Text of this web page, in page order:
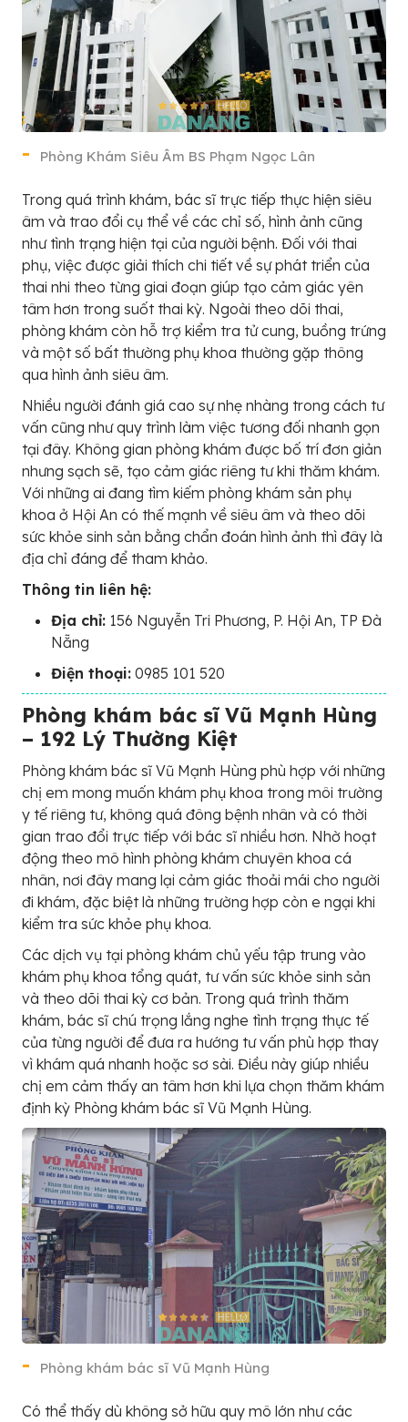
Phòng Khám Siêu Âm BS Phạm Ngọc Lân
Trong quá trình khám, bác sĩ trực tiếp thực hiện siêu
âm và trao đổi cụ thể về các chỉ số, hình ảnh cũng
như tình trạng hiện tại của người bệnh. Đối với thai
phụ, việc được giải thích chi tiết về sự phát triển của
thai nhi theo từng giai đoạn giúp tạo cảm giác yên
tâm hơn trong suốt thai kỳ. Ngoài theo dõi thai,
phòng khám còn hỗ trợ kiểm tra tử cung, buồng trứng
và một số bất thường phụ khoa thường gặp thông
qua hình ảnh siêu âm.
Nhiều người đánh giá cao sự nhẹ nhàng trong cách tư
vấn cũng như quy trình làm việc tương đối nhanh gọn
tại đây. Không gian phòng khám được bố trí đơn giản
nhưng sạch sẽ, tạo cảm giác riêng tư khi thăm khám.
Với những ai đang tìm kiếm phòng khám sản phụ
khoa ở Hội An có thế mạnh về siêu âm và theo dõi
sức khỏe sinh sản bằng chẩn đoán hình ảnh thì đây là
địa chỉ đáng để tham khảo.
Thông tin liên hệ:
Địa chỉ: 156 Nguyễn Tri Phương, P. Hội An, TP Đà
Nẵng
Điện thoại: 0985 101 520
Phòng khám bác sĩ Vũ Mạnh Hùng
– 192 Lý Thường Kiệt
Phòng khám bác sĩ Vũ Mạnh Hùng phù hợp với những
chị em mong muốn khám phụ khoa trong môi trường
y tế riêng tư, không quá đông bệnh nhân và có thời
gian trao đổi trực tiếp với bác sĩ nhiều hơn. Nhờ hoạt
động theo mô hình phòng khám chuyên khoa cá
nhân, nơi đây mang lại cảm giác thoải mái cho người
đi khám, đặc biệt là những trường hợp còn e ngại khi
kiểm tra sức khỏe phụ khoa.
Các dịch vụ tại phòng khám chủ yếu tập trung vào
khám phụ khoa tổng quát, tư vấn sức khỏe sinh sản
và theo dõi thai kỳ cơ bản. Trong quá trình thăm
khám, bác sĩ chú trọng lắng nghe tình trạng thực tế
của từng người để đưa ra hướng tư vấn phù hợp thay
vì khám quá nhanh hoặc sơ sài. Điều này giúp nhiều
chị em cảm thấy an tâm hơn khi lựa chọn thăm khám
định kỳ Phòng khám bác sĩ Vũ Mạnh Hùng.
Phòng khám bác sĩ Vũ Mạnh Hùng
Có thể thấy dù không sở hữu quy mô lớn như các